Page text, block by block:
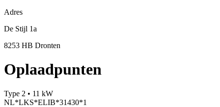
Adres
De Stijl 1a
8253 HB Dronten
Oplaadpunten
Type 2 • 11 kW
NL*LKS*ELIB*31430*1